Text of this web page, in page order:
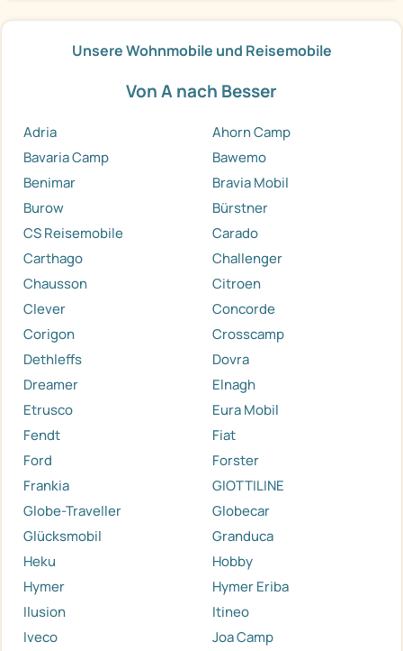
Unsere Wohnmobile und Reisemobile
Von A nach Besser
Adria
Ahorn Camp
Bavaria Camp
Bawemo
Benimar
Bravia Mobil
Burow
Bürstner
CS Reisemobile
Carado
Carthago
Challenger
Chausson
Citroen
Clever
Concorde
Corigon
Crosscamp
Dethleffs
Dovra
Dreamer
Elnagh
Etrusco
Eura Mobil
Fendt
Fiat
Ford
Forster
Frankia
GIOTTILINE
Globe-Traveller
Globecar
Glücksmobil
Granduca
Heku
Hobby
Hymer
Hymer Eriba
Ilusion
Itineo
Iveco
Joa Camp